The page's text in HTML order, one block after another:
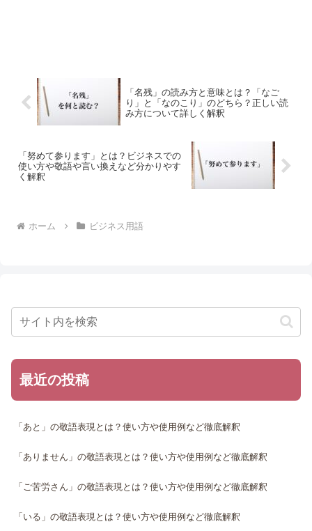
「名残」の読み方と意味とは？「なご
り」と「なのこり」のどちら？正しい読
み方について詳しく解釈
「努めて参ります」とは？ビジネスでの
使い方や敬語や言い換えなど分かりやす
く解釈
ホーム ビジネス用語
最近の投稿
「あと」の敬語表現とは？使い方や使用例など徹底解釈
「ありません」の敬語表現とは？使い方や使用例など徹底解釈
「ご苦労さん」の敬語表現とは？使い方や使用例など徹底解釈
「いる」の敬語表現とは？使い方や使用例など徹底解釈